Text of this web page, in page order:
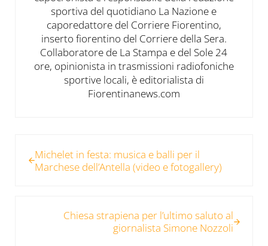
sportiva del quotidiano La Nazione e
caporedattore del Corriere Fiorentino,
inserto fiorentino del Corriere della Sera.
Collaboratore de La Stampa e del Sole 24
ore, opinionista in trasmissioni radiofoniche
sportive locali, è editorialista di
Fiorentinanews.com
Michelet in festa: musica e balli per il
Marchese dell’Antella (video e fotogallery)
Chiesa strapiena per l’ultimo saluto al
giornalista Simone Nozzoli